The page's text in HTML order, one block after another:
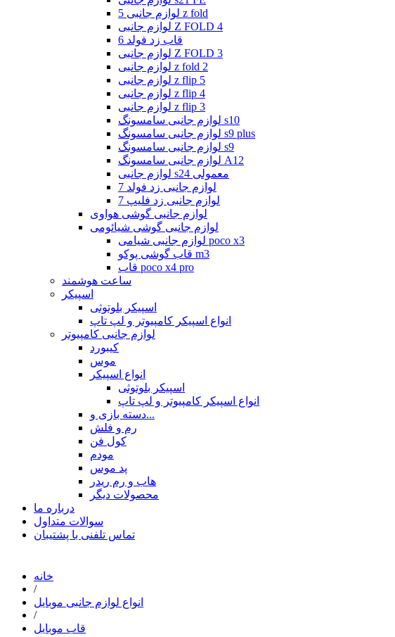
لوازم جانبی 5 z fold
لوازم جانبی Z FOLD 4
قاب زد فولد 6
لوازم جانبی Z FOLD 3
لوازم جانبی z fold 2
لوازم جانبی z flip 5
لوازم جانبی z flip 4
لوازم جانبی z flip 3
لوازم جانبی سامسونگ s10
لوازم جانبی سامسونگ s9 plus
لوازم جانبی سامسونگ s9
لوازم جانبی سامسونگ A12
لوازم جانبی s24 معمولی
لوازم جانبی زد فولد 7
لوازم جانبی زد فلیپ 7
لوازم جانبی گوشی هواوی
لوازم جانبی گوشی شیائومی
لوازم جانبی شیامی poco x3
قاب گوشی پوکو m3
قاب poco x4 pro
ساعت هوشمند
اسپیکر
اسپیکر بلوتوثی
انواع اسپیکر کامپیوتر و لپ تاپ
لوازم جانبی کامپیوتر
کیبورد
موس
انواع اسپیکر
اسپیکر بلوتوثی
انواع اسپیکر کامپیوتر و لپ تاپ
دسته بازی و...
رم و فلش
کول فن
مودم
پد موس
هاب و رم ریدر
محصولات دیگر
درباره ما
سوالات متداول
تماس تلفنی با پشتیبان
خانه
/
انواع لوازم جانبی موبایل
/
قاب موبایل